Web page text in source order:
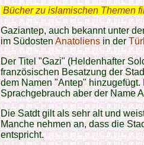
Bücher zu islamischen Themen
Gaziantep, auch bekannt unter
im SüdostenAnatoliensin der
Der Titel "Gazi" (Heldenhafter
französischen Besatzung der
dem Namen "Antep"
Sprachgebrauch aber der Name
Die Satdt gilt als sehr alt und
Manche nehmen an, dass die
entspricht.